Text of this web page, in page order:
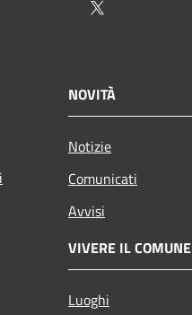
NOVITÀ
Notizie
Comunicati
Avvisi
VIVERE IL COMUNE
Luoghi